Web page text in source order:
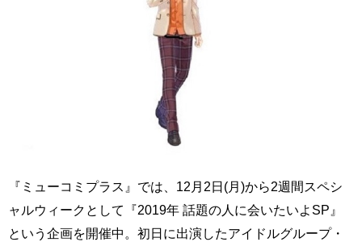
『ミューコミプラス』では、12月2日(月)から2週間スペシ
ャルウィークとして『2019年 話題の人に会いたいよSP』
という企画を開催中。初日に出演したアイドルグループ・